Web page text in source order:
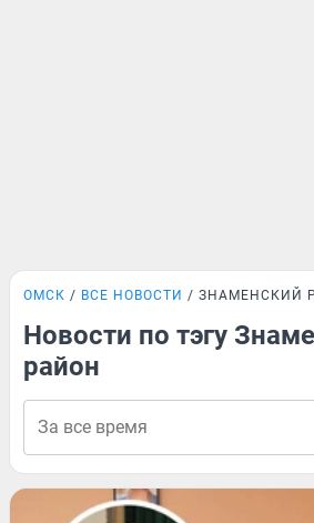
ОМСК ВСЕ НОВОСТИ ЗНАМЕНСКИЙ
Новости по тэгу
район